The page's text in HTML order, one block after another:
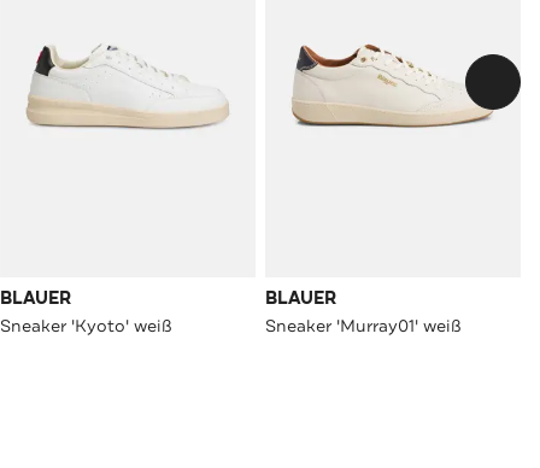
BLAUER
Sneaker 'Kyoto' weiß
BLAUER
Sneaker 'Murray01' weiß